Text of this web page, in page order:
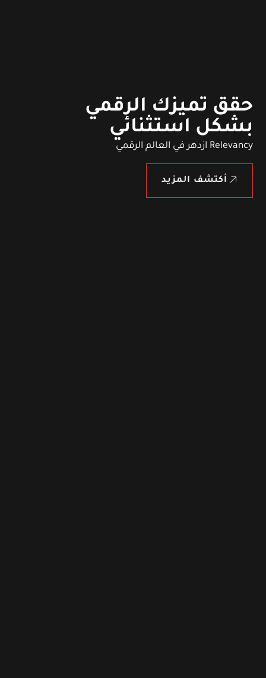
حقق تميزك الرقمي
بشكل استثنائي
Relevancy ازدهر في العالم الرقمي
أكتشف المزيد